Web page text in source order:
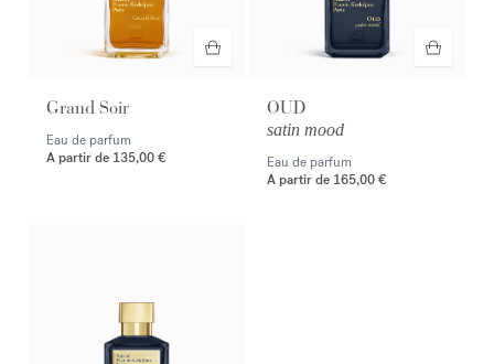
Grand Soir
Eau de parfum
A partir de 135,00 €
OUD
satin mood
Eau de parfum
A partir de 165,00 €